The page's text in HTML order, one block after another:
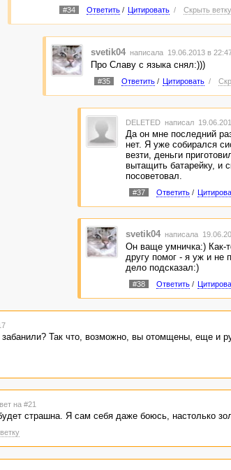
#34 Ответить/ Цитировать / Скрыть ветку
svetik04 написала 19.06.2013 в
Про Славу с языка снял:)))
#35 Ответить/ Цитировать /
DELETED написал
Да он мне последний
нет. Я уже собирался
везти, деньги
вытащить батарейку, и
посоветовал.
#37 Ответить/
svetik04 написала
Он ваще умничка:) Как-
другу помог - я уж и не
дело подсказал:)
#38 Ответить/
забанили? Так что, возможно, вы отомщены, еще и
на #21
страшна. Я сам себя даже боюсь, настолько